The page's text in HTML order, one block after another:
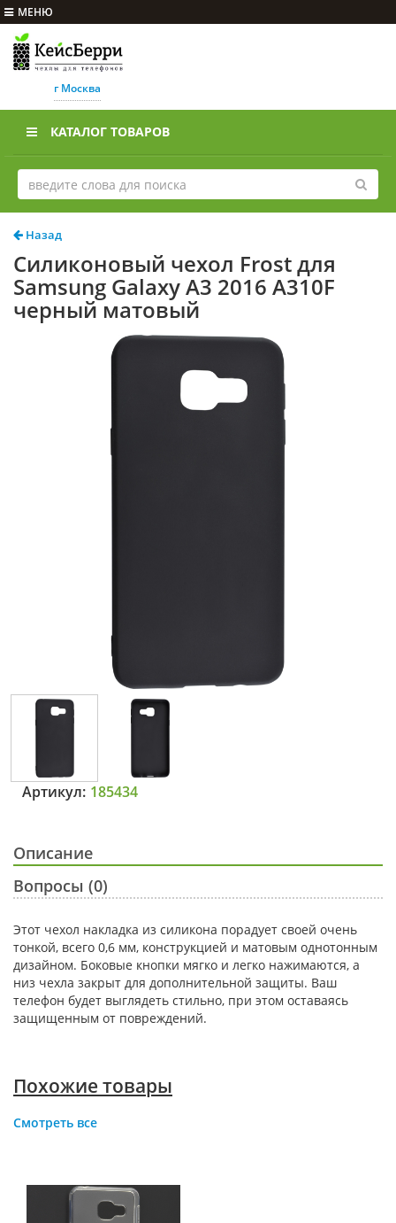
МЕНЮ
г Москва
КАТАЛОГ ТОВАРОВ
Назад
Силиконовый чехол Frost для
Samsung Galaxy A3 2016 A310F
черный матовый
Артикул: 185434
Описание
Вопросы (0)
Этот чехол накладка из силикона порадует своей очень
тонкой, всего 0,6 мм, конструкцией и матовым однотонным
дизайном. Боковые кнопки мягко и легко нажимаются, а
низ чехла закрыт для дополнительной защиты. Ваш
телефон будет выглядеть стильно, при этом оставаясь
защищенным от повреждений.
Похожие товары
Смотреть все